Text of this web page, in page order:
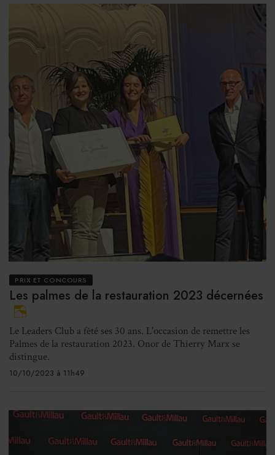
PRIX ET CONCOURS
Les palmes de la restauration 2023 décernées
Le Leaders Club a fêté ses 30 ans. L'occasion de remettre les
Palmes de la restauration 2023. Onor de Thierry Marx se
distingue.
10/10/2023 à 11h49